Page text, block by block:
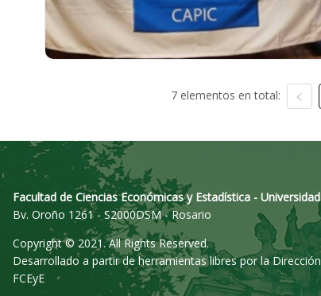
7 elementos en total:
Facultad de Ciencias Económicas y Estadística -
Bv. Oroño 1261 - S2000DSM - Rosario
Copyright © 2021. All Rights Reserved.
Desarrollado a partir de herramientas libres por la
FCEyE